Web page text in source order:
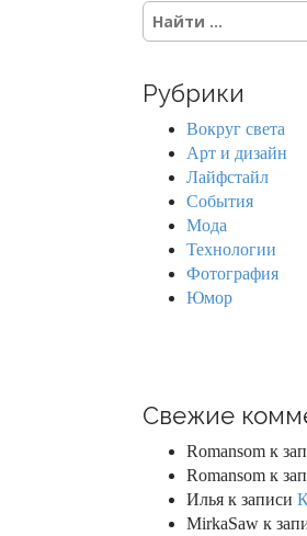
S
e
c
Рубрики
Вокруг света
Арт и дизайн
Лайфстайл
События
Мода
Технологии
Фотография
Юмор
Свежие
Romansom к
Romansom к
Илья к записи
MirkaSaw к